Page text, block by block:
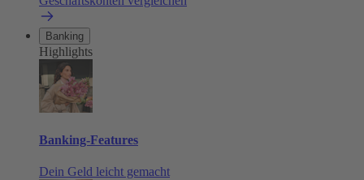
Banking
Highlights
Banking-Features
Dein Geld leicht gemacht